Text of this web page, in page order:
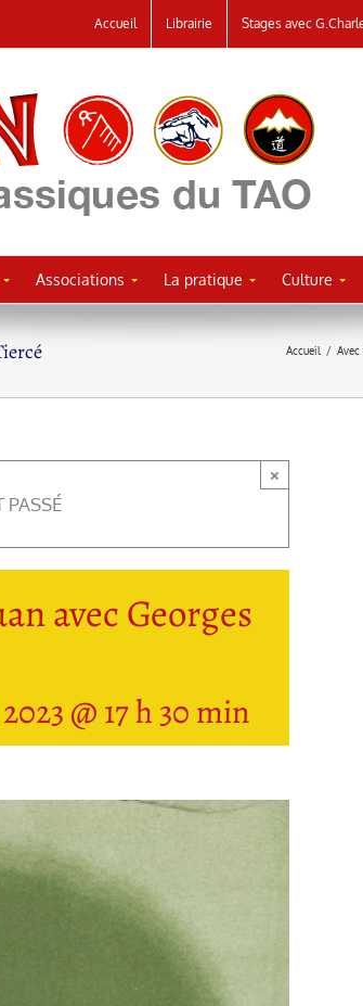
Accueil Librairie Stages avec
Associations La pratique Culture
Accueil / Avec
PASSÉ
×
avec Georges
@ 17 h 30 min